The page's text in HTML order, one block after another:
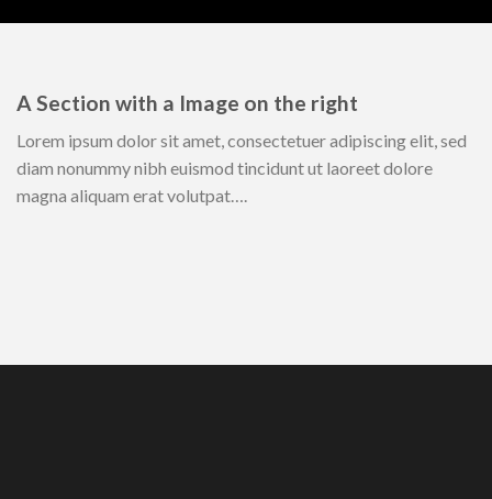
A Section with a Image on the right
Lorem ipsum dolor sit amet, consectetuer adipiscing elit, sed
diam nonummy nibh euismod tincidunt ut laoreet dolore
magna aliquam erat volutpat….